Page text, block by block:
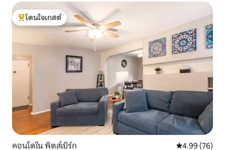
โดนใจเกสต์ที่สุด
โดนใจเกสต์
คอนโดใน พิตส์เบิร์ก คะแนนเฉลี่ย
4.99 (76)